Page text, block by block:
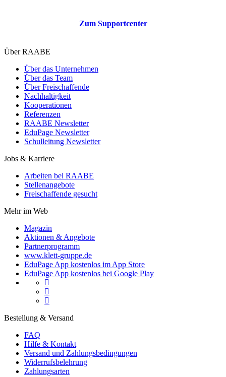
Zum Supportcenter
Über RAABE
Über das Unternehmen
Über das Team
Über Freischaffende
Nachhaltigkeit
Kooperationen
Referenzen
RAABE Newsletter
EduPage Newsletter
Schulleitung Newsletter
Jobs & Karriere
Arbeiten bei RAABE
Stellenangebote
Freischaffende gesucht
Mehr im Web
Magazin
Aktionen & Angebote
Partnerprogramm
www.klett-gruppe.de
EduPage App kostenlos im App Store
EduPage App kostenlos bei Google Play



Bestellung & Versand
FAQ
Hilfe & Kontakt
Versand und Zahlungsbedingungen
Widerrufsbelehrung
Zahlungsarten